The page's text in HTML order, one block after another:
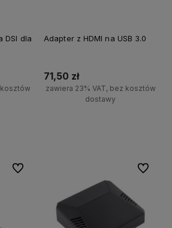
DSI dla
Adapter z HDMI na USB 3.0
71,50 zł
zawiera 23% VAT, bez kosztów
dostawy
Do ulubionych Do